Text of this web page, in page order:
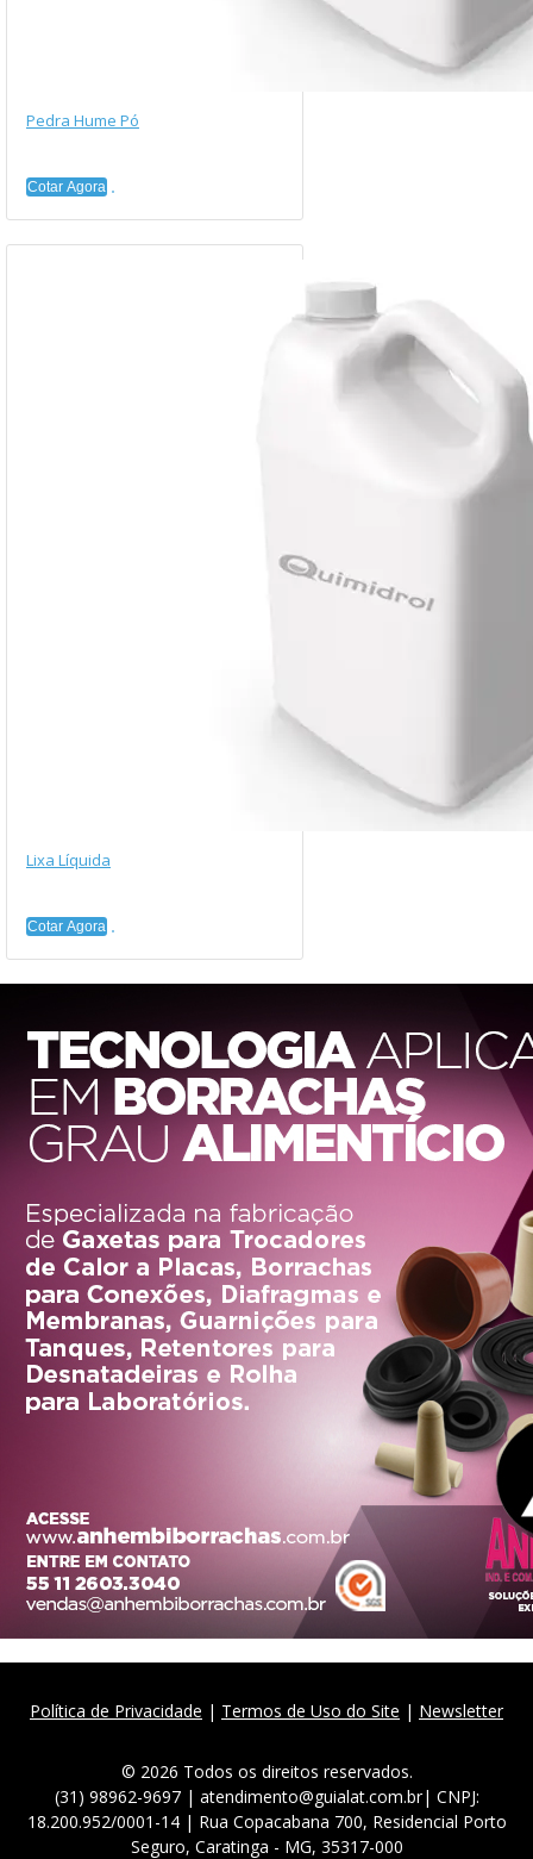
Pedra Hume Pó
Cotar Agora
Lixa Líquida
Cotar Agora
Política de Privacidade | Termos de Uso do Site | Newsletter
© 2026 Todos os direitos reservados.
(31) 98962-9697 | atendimento@guialat.com.br| CNPJ:
18.200.952/0001-14 | Rua Copacabana 700, Residencial Porto
Seguro, Caratinga - MG, 35317-000